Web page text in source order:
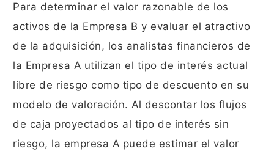
Para determinar el valor razonable de los
activos de la Empresa B y evaluar el atractivo
de la adquisición, los analistas financieros de
la Empresa A utilizan el tipo de interés actual
libre de riesgo como tipo de descuento en su
modelo de valoración. Al descontar los flujos
de caja proyectados al tipo de interés sin
riesgo, la empresa A puede estimar el valor